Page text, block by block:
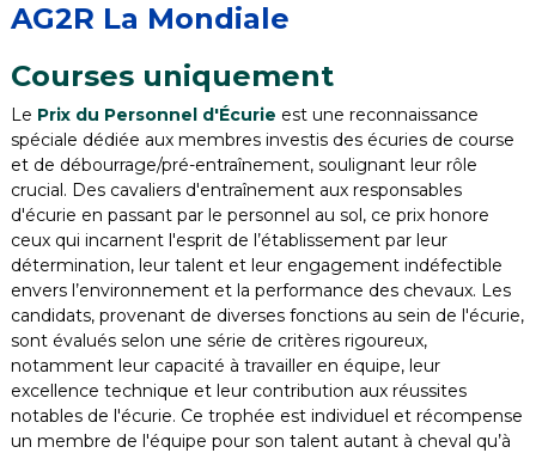
AG2R La Mondiale
Courses uniquement
Le Prix du Personnel d'Écurie est une reconnaissance
spéciale dédiée aux membres investis des écuries de course
et de débourrage/pré-entraînement, soulignant leur rôle
crucial. Des cavaliers d'entraînement aux responsables
d'écurie en passant par le personnel au sol, ce prix honore
ceux qui incarnent l'esprit de l’établissement par leur
détermination, leur talent et leur engagement indéfectible
envers l’environnement et la performance des chevaux. Les
candidats, provenant de diverses fonctions au sein de l'écurie,
sont évalués selon une série de critères rigoureux,
notamment leur capacité à travailler en équipe, leur
excellence technique et leur contribution aux réussites
notables de l'écurie. Ce trophée est individuel et récompense
un membre de l'équipe pour son talent autant à cheval qu’à